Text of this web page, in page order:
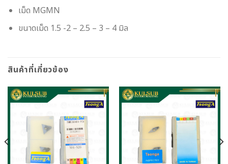
เม็ด MGMN
ขนาดเม็ด 1.5 -2 – 2.5 – 3 – 4 มิล
สินค้าที่เกี่ยวข้อง